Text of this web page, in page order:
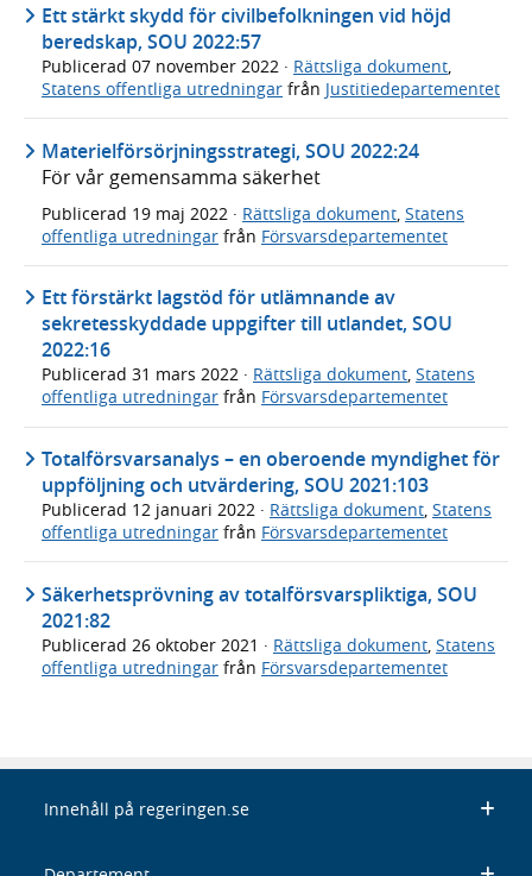
Ett stärkt skydd för civilbefolkningen vid höjd
beredskap, SOU 2022:57
Publicerad 07 november 2022 · Rättsliga dokument,
Statens offentliga utredningar från Justitiedepartementet
Materielförsörjningsstrategi, SOU 2022:24
För vår gemensamma säkerhet
Publicerad 19 maj 2022 · Rättsliga dokument Statens
offentliga utredningar från Försvarsdepartementet
Ett förstärkt lagstöd för utlämnande av
sekretesskyddade uppgifter till utlandet, SOU
2022:16
Publicerad 31 mars 2022 · Rättsliga dokument, Statens
offentliga utredningar från Försvarsdepartementet
Totalförsvarsanalys – en oberoende myndighet för
uppföljning och utvärdering, SOU 2021:103
Publicerad 12 januari 2022 · Rättsliga dokument, Statens
offentliga utredningar från Försvarsdepartementet
Säkerhetsprövning av totalförsvarspliktiga, SOU
2021:82
Publicerad 26 oktober 2021 · Rättsliga dokument Statens
offentliga utredningar från Försvarsdepartementet
Innehåll på regeringen.se